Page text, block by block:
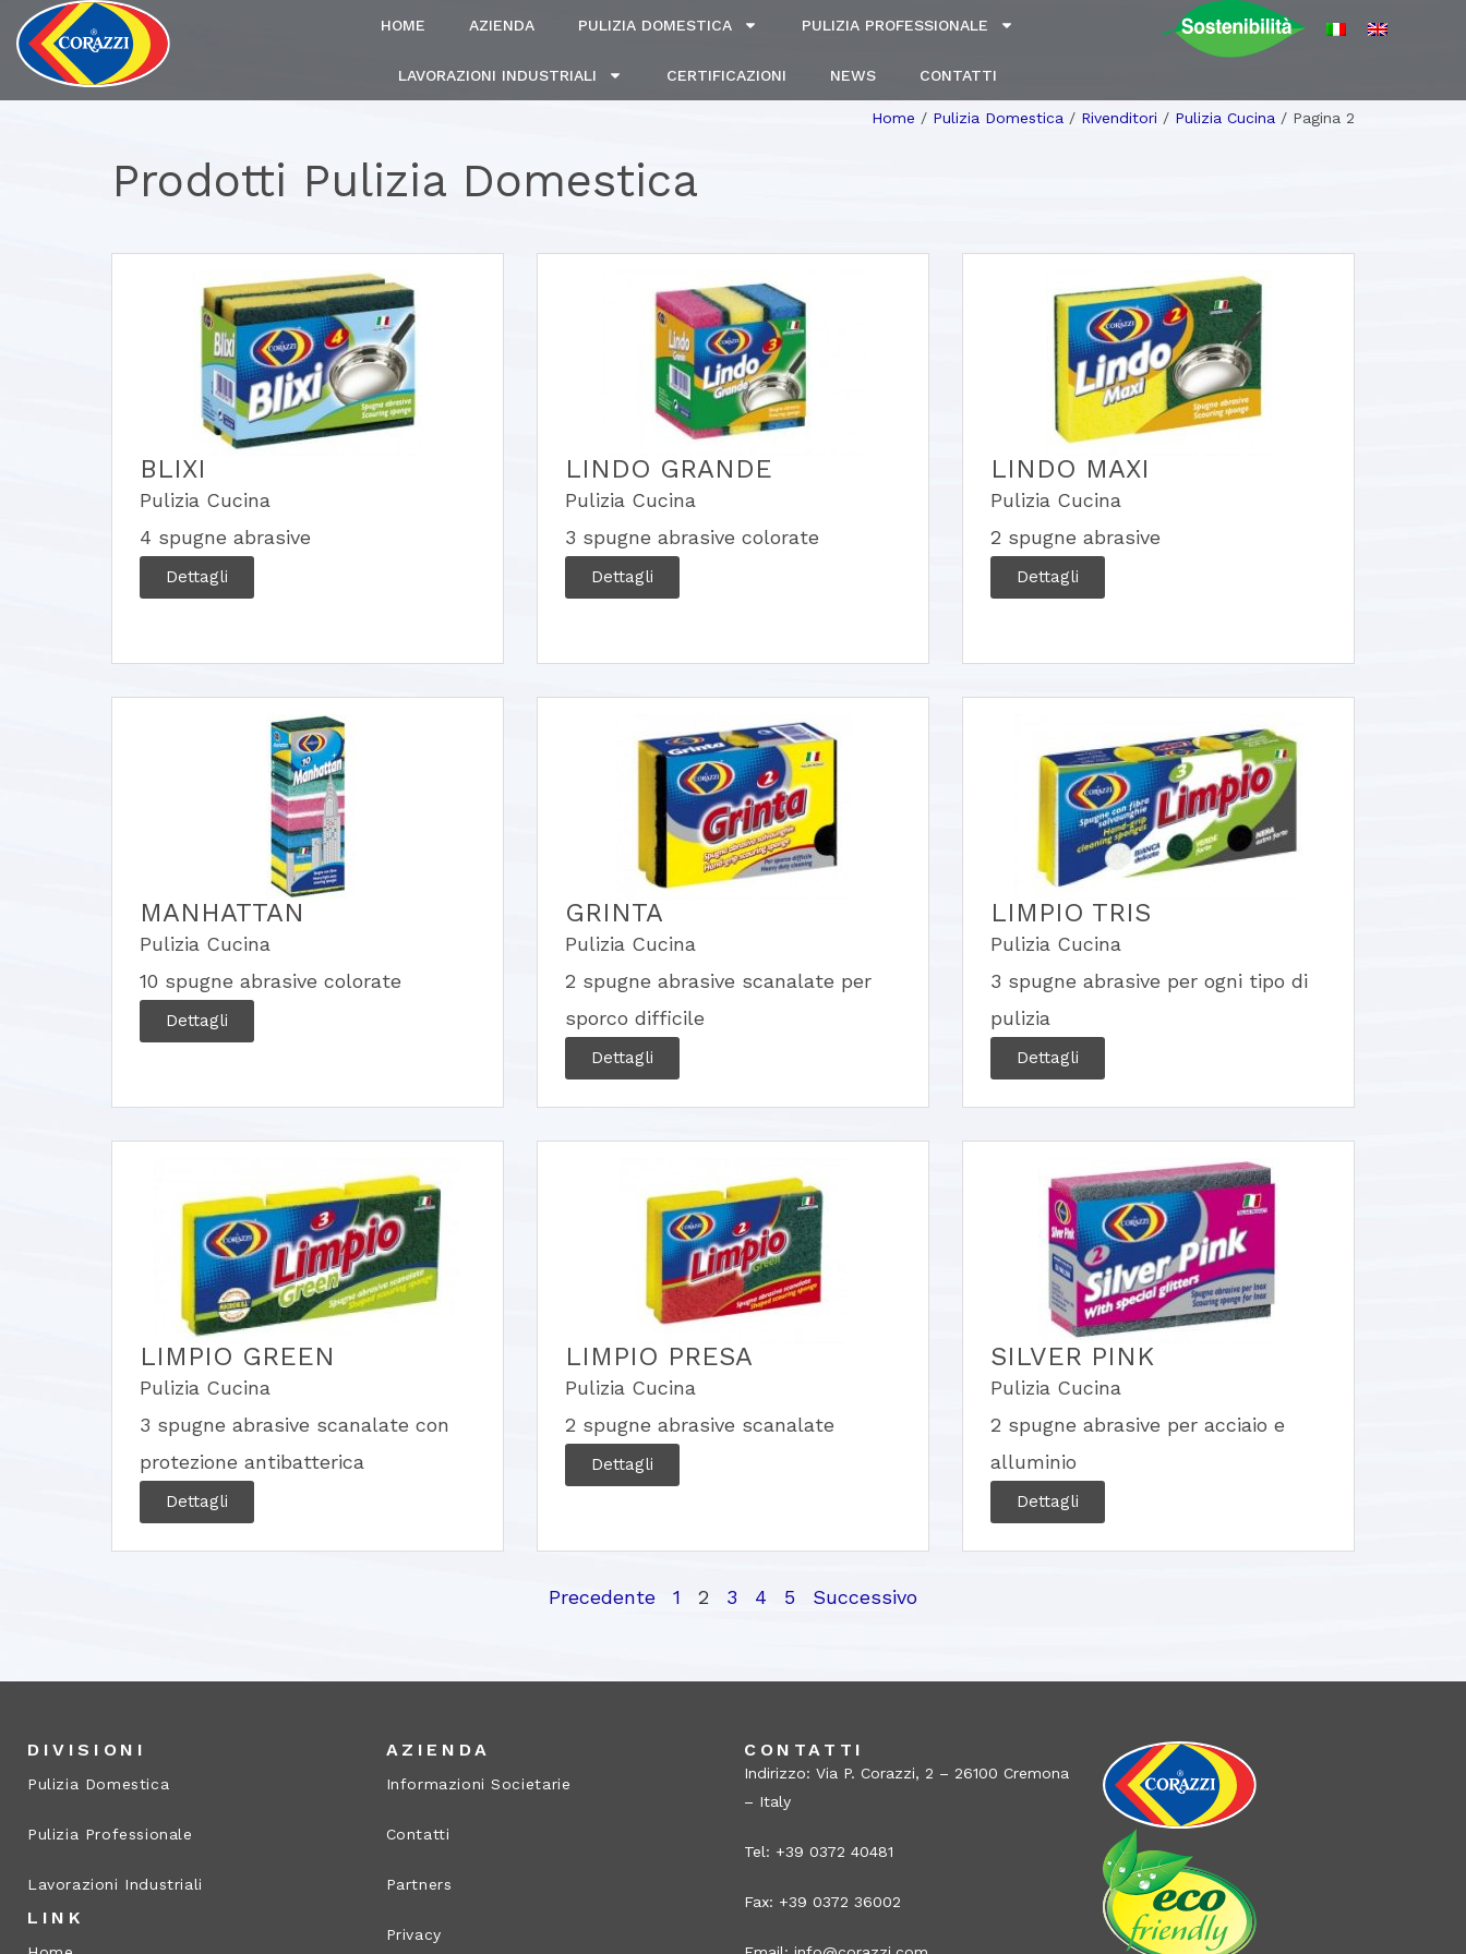
HOME AZIENDA PULIZIA DOMESTICA PULIZIA PROFESSIONALE
LAVORAZIONI INDUSTRIALI CERTIFICAZIONI NEWS CONTATTI
Home / Pulizia Domestica / Rivenditori / Pulizia Cucina / Pagina 2
Prodotti Pulizia Domestica
BLIXI
Pulizia Cucina
4 spugne abrasive
Dettagli
LINDO GRANDE
Pulizia Cucina
3 spugne abrasive colorate
Dettagli
LINDO MAXI
Pulizia Cucina
2 spugne abrasive
Dettagli
MANHATTAN
Pulizia Cucina
10 spugne abrasive colorate
Dettagli
GRINTA
Pulizia Cucina
2 spugne abrasive scanalate per
sporco difficile
Dettagli
LIMPIO TRIS
Pulizia Cucina
3 spugne abrasive per ogni tipo di
pulizia
Dettagli
LIMPIO GREEN
Pulizia Cucina
3 spugne abrasive scanalate con
protezione antibatterica
Dettagli
LIMPIO PRESA
Pulizia Cucina
2 spugne abrasive scanalate
Dettagli
SILVER PINK
Pulizia Cucina
2 spugne abrasive per acciaio e
alluminio
Dettagli
Precedente 1 2 3 4 5 Successivo
DIVISIONI
Pulizia Domestica
Pulizia Professionale
Lavorazioni Industriali
LINK
AZIENDA
Informazioni Societarie
Contatti
Partners
Privacy
CONTATTI
Indirizzo: Via P. Corazzi, 2 – 26100 Cremona
– Italy
Tel: +39 0372 40481
Fax: +39 0372 36002